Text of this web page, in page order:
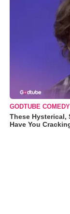
GODTUBE COMEDY
These Hysterical,
Have You